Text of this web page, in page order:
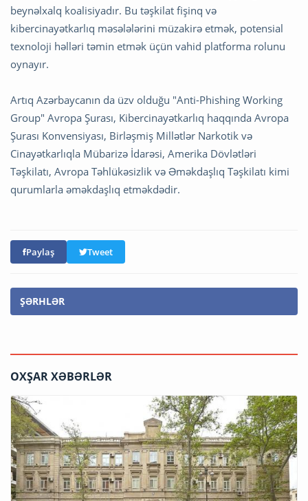
beynəlxalq koalisiyadır. Bu təşkilat fişinq və
kibercinayətkarlıq məsələlərini müzakirə etmək, potensial
texnoloji həlləri təmin etmək üçün vahid platforma rolunu
oynayır.
Artıq Azərbaycanın da üzv olduğu "Anti-Phishing Working
Group" Avropa Şurası, Kibercinayətkarlıq haqqında Avropa
Şurası Konvensiyası, Birləşmiş Millətlər Narkotik və
Cinayətkarlıqla Mübarizə İdarəsi, Amerika Dövlətləri
Təşkilatı, Avropa Təhlükəsizlik və Əməkdaşlıq Təşkilatı kimi
qurumlarla əməkdaşlıq etməkdədir.
Paylaş Tweet
ŞƏRHLƏR
OXŞAR XƏBƏRLƏR